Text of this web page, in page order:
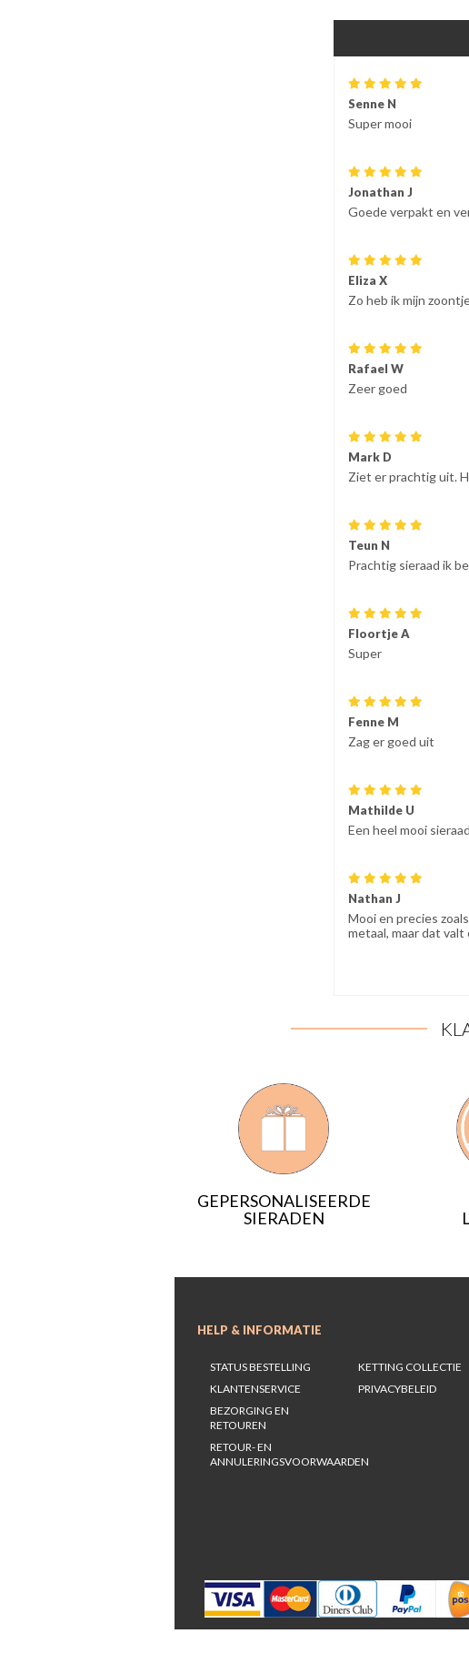
Senne N
Super mooi
Jonathan J
Goede verpakt en
Eliza X
Zo heb ik mijn
Rafael W
Zeer goed
Mark D
Ziet er prachtig uit.
Teun N
Prachtig sieraad ik
Floortje A
Super
Fenne M
Zag er goed uit
Mathilde U
Een heel mooi
Nathan J
Mooi en precies
metaal, maar dat valt
GEPERSONALISEERDE
SIERADEN
HELP & INFORMATIE
STATUS BESTELLING
KLANTENSERVICE
BEZORGING EN
RETOUREN
RETOUR- EN
ANNULERINGSVOORWAARDEN
KETTING COLLECTIE
PRIVACYBELEID